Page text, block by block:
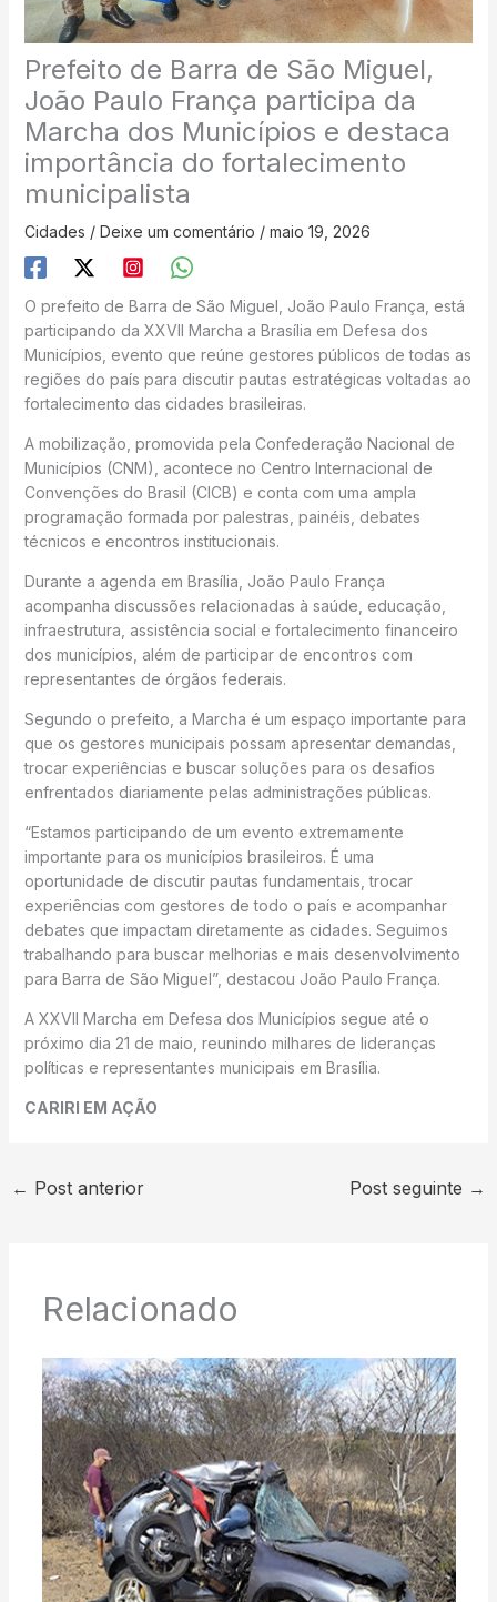
Prefeito de Barra de São Miguel,
João Paulo França participa da
Marcha dos Municípios e destaca
importância do fortalecimento
municipalista
Cidades / Deixe um comentário / maio 19, 2026
O prefeito de Barra de São Miguel, João Paulo França, está
participando da XXVII Marcha a Brasília em Defesa dos
Municípios, evento que reúne gestores públicos de todas as
regiões do país para discutir pautas estratégicas voltadas ao
fortalecimento das cidades brasileiras.
A mobilização, promovida pela Confederação Nacional de
Municípios (CNM), acontece no Centro Internacional de
Convenções do Brasil (CICB) e conta com uma ampla
programação formada por palestras, painéis, debates
técnicos e encontros institucionais.
Durante a agenda em Brasília, João Paulo França
acompanha discussões relacionadas à saúde, educação,
infraestrutura, assistência social e fortalecimento financeiro
dos municípios, além de participar de encontros com
representantes de órgãos federais.
Segundo o prefeito, a Marcha é um espaço importante para
que os gestores municipais possam apresentar demandas,
trocar experiências e buscar soluções para os desafios
enfrentados diariamente pelas administrações públicas.
“Estamos participando de um evento extremamente
importante para os municípios brasileiros. É uma
oportunidade de discutir pautas fundamentais, trocar
experiências com gestores de todo o país e acompanhar
debates que impactam diretamente as cidades. Seguimos
trabalhando para buscar melhorias e mais desenvolvimento
para Barra de São Miguel”, destacou João Paulo França.
A XXVII Marcha em Defesa dos Municípios segue até o
próximo dia 21 de maio, reunindo milhares de lideranças
políticas e representantes municipais em Brasília.
CARIRI EM AÇÃO
← Post anterior Post seguinte →
Relacionado